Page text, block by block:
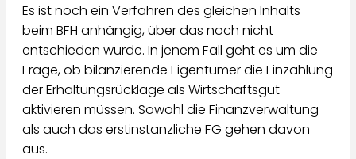
Es ist noch ein Verfahren des gleichen Inhalts
beim BFH anhängig, über das noch nicht
entschieden wurde. In jenem Fall geht es um die
Frage, ob bilanzierende Eigentümer die Einzahlung
der Erhaltungsrücklage als Wirtschaftsgut
aktivieren müssen. Sowohl die Finanzverwaltung
als auch das erstinstanzliche FG gehen davon
aus.